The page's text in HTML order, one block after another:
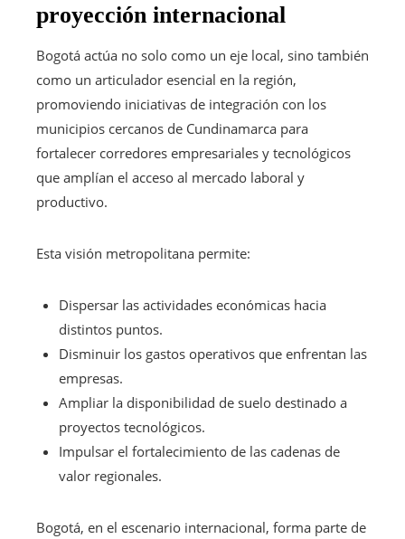
proyección internacional
Bogotá actúa no solo como un eje local, sino también
como un articulador esencial en la región,
promoviendo iniciativas de integración con los
municipios cercanos de Cundinamarca para
fortalecer corredores empresariales y tecnológicos
que amplían el acceso al mercado laboral y
productivo.
Esta visión metropolitana permite:
Dispersar las actividades económicas hacia
distintos puntos.
Disminuir los gastos operativos que enfrentan las
empresas.
Ampliar la disponibilidad de suelo destinado a
proyectos tecnológicos.
Impulsar el fortalecimiento de las cadenas de
valor regionales.
Bogotá, en el escenario internacional, forma parte de